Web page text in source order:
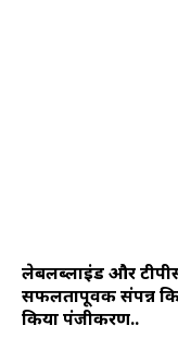
लेबलब्लाइंड और
सफलतापूर्वक संपन्न
किया पंजीकरण..